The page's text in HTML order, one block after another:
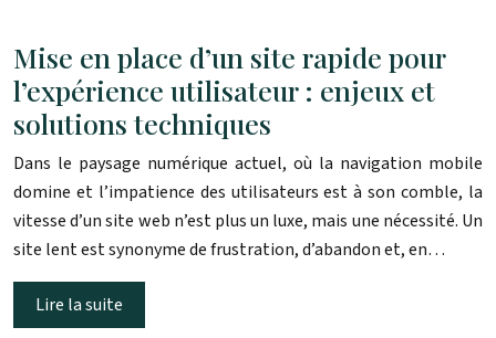
Mise en place d’un site rapide pour
l’expérience utilisateur : enjeux et
solutions techniques
Dans le paysage numérique actuel, où la navigation mobile
domine et l’impatience des utilisateurs est à son comble, la
vitesse d’un site web n’est plus un luxe, mais une nécessité. Un
site lent est synonyme de frustration, d’abandon et, en…
Lire la suite